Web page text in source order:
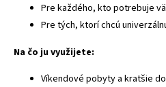
Pre každého, kto potrebuje
Pre tých, ktorí chcú
Na čo ju využijete:
Víkendové pobyty a kratšie